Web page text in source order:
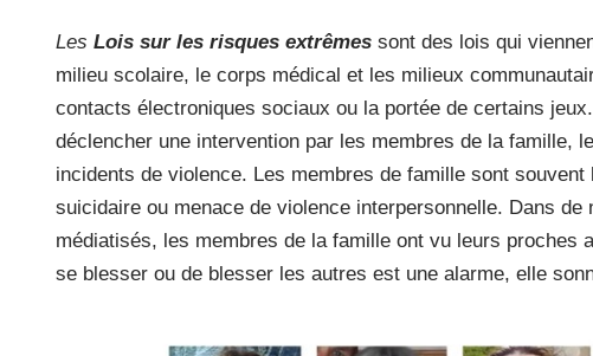
Les Lois sur les risques extrêmes sont des lois qui
milieu scolaire, le corps médical et les milieux
contacts électroniques sociaux ou la portée de certains
déclencher une intervention par les membres de la famille,
incidents de violence. Les membres de famille sont
suicidaire ou menace de violence interpersonnelle. Dans
médiatisés, les membres de la famille ont vu leurs proches
se blesser ou de blesser les autres est une alarme, elle